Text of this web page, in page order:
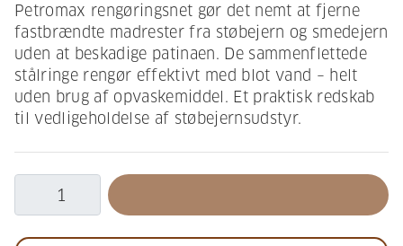
Petromax rengøringsnet gør det nemt at fjerne
fastbrændte madrester fra støbejern og smedejern
uden at beskadige patinaen. De sammenflettede
stålringe rengør effektivt med blot vand – helt
uden brug af opvaskemiddel. Et praktisk redskab
til vedligeholdelse af støbejernsudstyr.